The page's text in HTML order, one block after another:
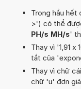
Trong hầu
>') có thể
PH/s MH/s'
Thay vì '1,91
tắt của
Thay vì chữ
chữ 'u' đơn